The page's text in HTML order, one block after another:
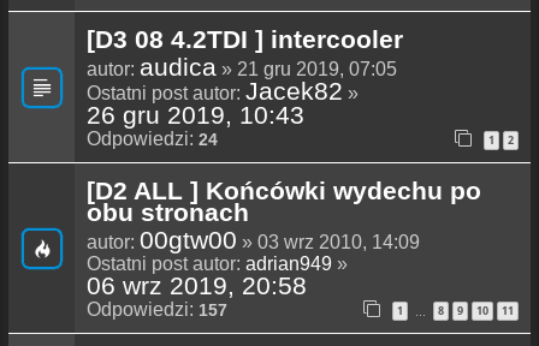
[D3 08 4.2TDI ] intercooler
autor: audica » 21 gru 2019, 07:05
Ostatni post autor: Jacek82 »
26 gru 2019, 10:43
Odpowiedzi: 24 1 2
[D2 ALL ] Końcówki wydechu po
obu stronach
autor: 00gtw00 » 03 wrz 2010, 14:09
Ostatni post autor: adrian949 »
06 wrz 2019, 20:58
Odpowiedzi: 157 1 … 8 9 10 11